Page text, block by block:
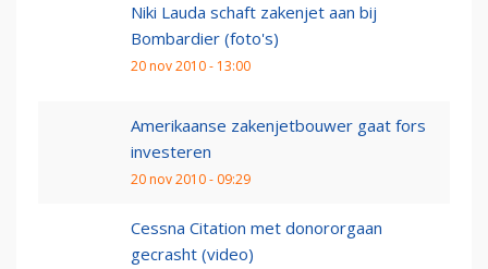
Niki Lauda schaft zakenjet aan bij
Bombardier (foto's)
20 nov 2010 - 13:00
Amerikaanse zakenjetbouwer gaat fors
investeren
20 nov 2010 - 09:29
Cessna Citation met donororgaan
gecrasht (video)